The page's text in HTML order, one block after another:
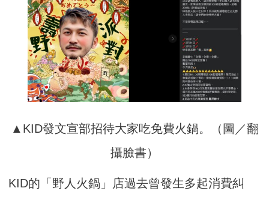
▲KID發文宣部招待大家吃免費火鍋。（圖／翻
攝臉書）
KID的「野人火鍋」店過去曾發生多起消費糾